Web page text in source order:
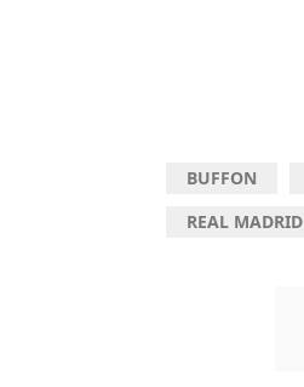
BUFFON
REAL MADRID